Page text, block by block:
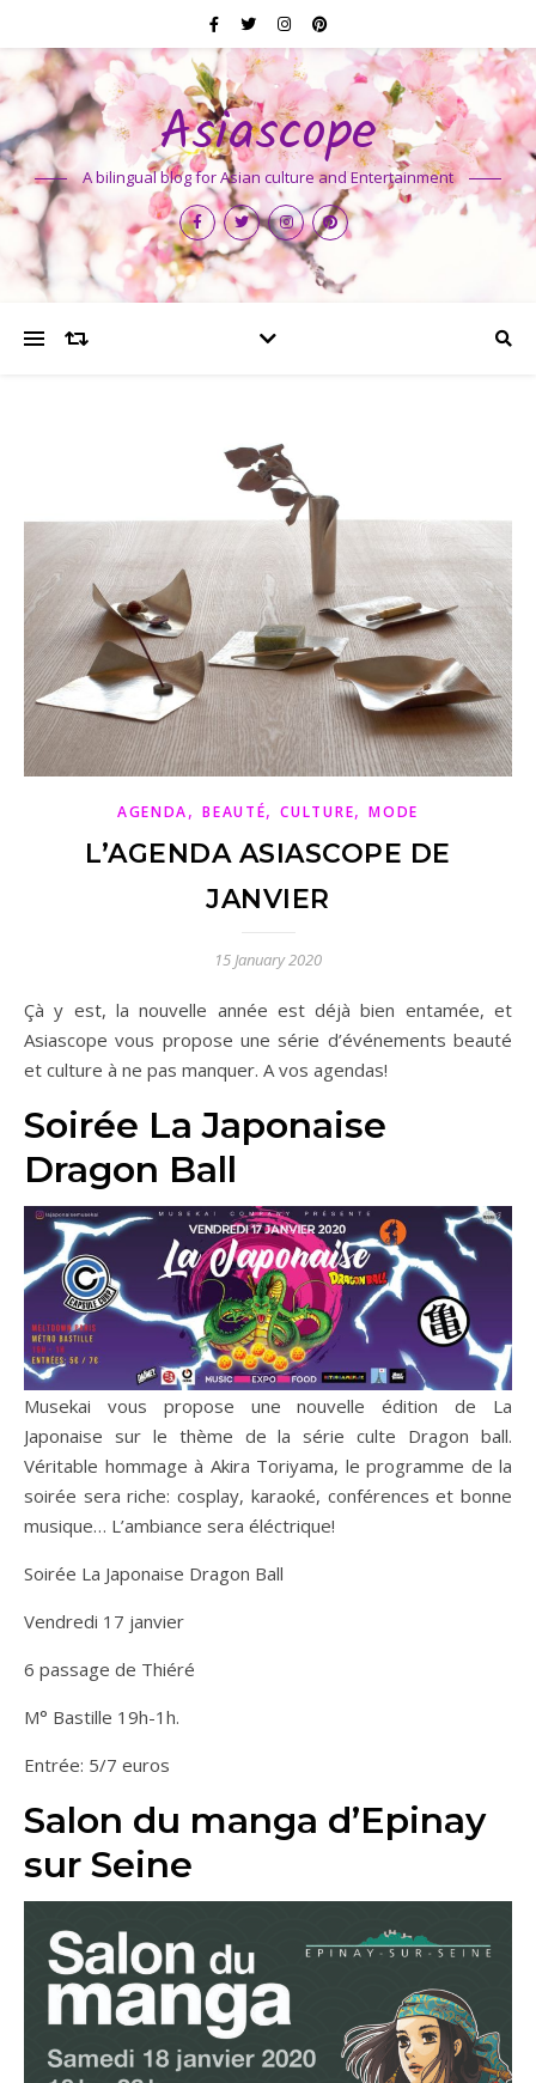
Asiascope
A bilingual blog for Asian culture and Entertainment
AGENDA,BEAUTÉ,CULTURE,MODE
L’AGENDA ASIASCOPE DE
JANVIER
15 January 2020
Çà y est, la nouvelle année est déjà bien entamée, et
Asiascope vous propose une série d’événements beauté
et culture à ne pas manquer. A vos agendas!
Soirée La Japonaise
Dragon Ball
Musekai vous propose une nouvelle édition de La
Japonaise sur le thème de la série culte Dragon ball.
Véritable hommage à Akira Toriyama, le programme de la
soirée sera riche: cosplay, karaoké, conférences et bonne
musique… L’ambiance sera éléctrique!
Soirée La Japonaise Dragon Ball
Vendredi 17 janvier
6 passage de Thiéré
M° Bastille 19h-1h.
Entrée: 5/7 euros
Salon du manga d’Epinay
sur Seine